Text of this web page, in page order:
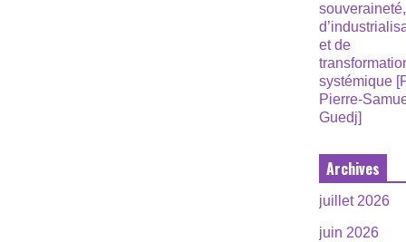
souveraineté,
et de
systémique
Pierre-
Guedj]
Archives
juillet 2026
juin 2026